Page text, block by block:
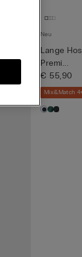
Neu
Lange
Premi...
€ 55,90
Mix&Match